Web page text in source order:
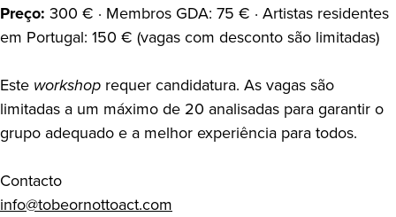
Preço: 300 € · Membros GDA: 75 € · Artistas residentes
em Portugal: 150 € (vagas com desconto são limitadas)
Este workshop requer candidatura. As vagas são
limitadas a um máximo de 20 analisadas para garantir o
grupo adequado e a melhor experiência para todos.
Contacto
info@tobeornottoact.com